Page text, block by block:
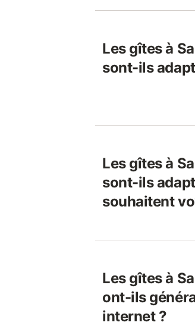
Les gîtes à
sont-ils
Les gîtes à
sont-ils
souhaitent
Les gîtes à
ont-ils
internet ?